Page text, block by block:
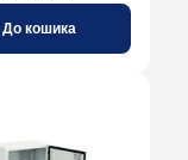
До кошика